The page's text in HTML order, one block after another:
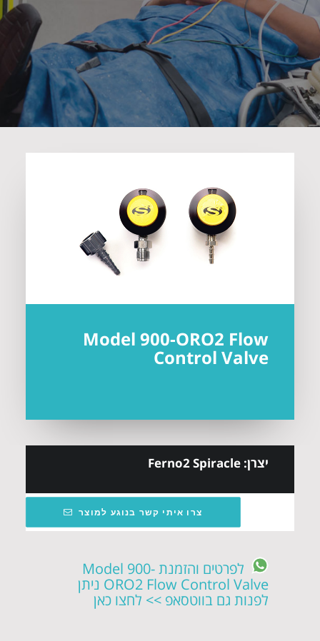
Search
Model 900-ORO2 Flow
Control Valve
יצרן: Ferno2 Spiracle
צרו איתי קשר בנוגע למוצר
לפרטים והזמנת Model 900-
ORO2 Flow Control Valve ניתן
לפנות גם בווטסאפ >> לחצו כאן